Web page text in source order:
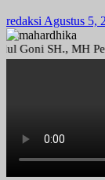
redaksi Agustus 5,
SH., MH